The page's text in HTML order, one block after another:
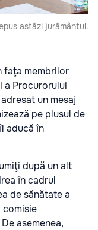
astăzi jurământul.
faţa membrilor
a Procurorului
un mesaj
pe plusul de
aducă în
după un alt
în cadrul
de sănătate a
asemenea,